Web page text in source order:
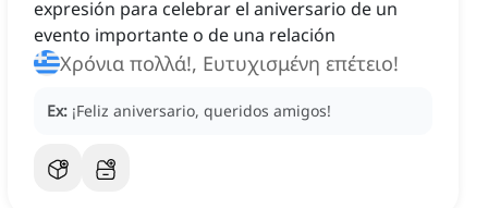
expresión para celebrar el aniversario de un
evento importante o de una relación
Χρόνια πολλά!, Ευτυχισμένη επέτειο!
Ex: ¡Feliz aniversario, queridos amigos!